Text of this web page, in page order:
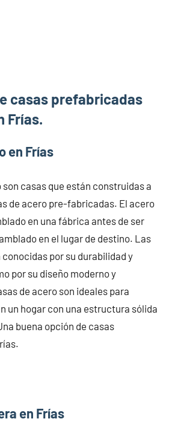
casas prefabricadas
Frías.
en Frías
casas que están construidas a
de acero pre-fabricadas. El acero
en una fábrica antes de ser
en el lugar de destino. Las
por su durabilidad y
por su diseño moderno y
de acero son ideales para
un hogar con una estructura sólida
buena opción de casas
en Frías